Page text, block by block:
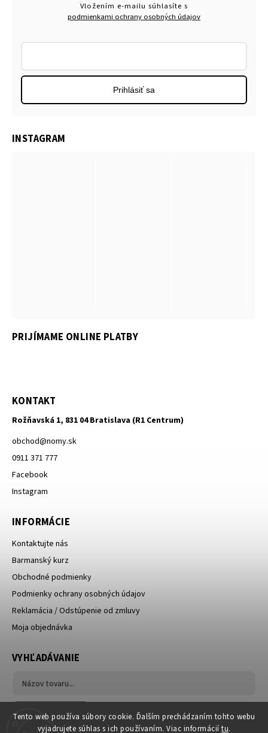
Tento web používa súbory cookie. Ďalším prechádzaním tohto webu
vyjadrujete súhlas s ich používaním. Viac informácií tu.
PRIJÍMAME ONLINE PLATBY
KONTAKT
Rožňavská 1, 831 04 Bratislava (R1 Centrum)
obchod@nomy.sk
0911 371 777
Facebook
Instagram
INFORMÁCIE
Kontaktujte nás
Barmanský kurz
Obchodné podmienky
Podmienky ochrany osobných údajov
Reklamácia / Odstúpenie od zmluvy
Moja objednávka
Vložením e-mailu súhlasíte s
podmienkami ochrany osobných údajov
Prihlásiť sa
VYHĽADÁVANIE
Hľadať
INSTAGRAM